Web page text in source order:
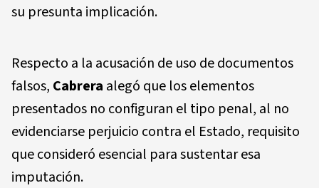
su presunta implicación.
Respecto a la acusación de uso de documentos
falsos, Cabrera alegó que los elementos
presentados no configuran el tipo penal, al no
evidenciarse perjuicio contra el Estado, requisito
que consideró esencial para sustentar esa
imputación.